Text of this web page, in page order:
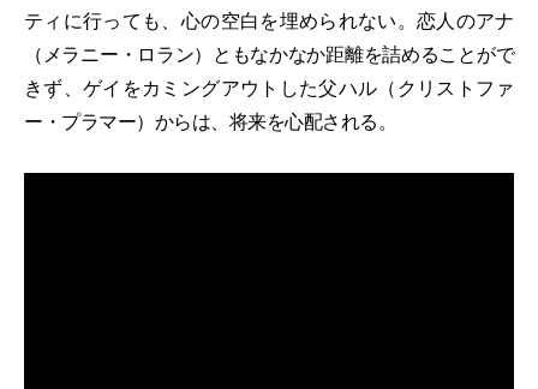
ティに行っても、心の空白を埋められない。恋人のアナ
（メラニー・ロラン）ともなかなか距離を詰めることがで
きず、ゲイをカミングアウトした父ハル（クリストファ
ー・プラマー）からは、将来を心配される。